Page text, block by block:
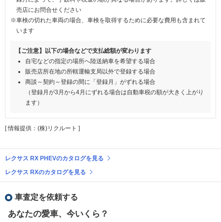
売店にお問合せください
※車検の切れた車両の場合、車検を取得するために必要な費用も含まれて
います
【ご注意】以下の場合などで支払総額が変わります
自宅などの指定の場所へ陸送納車を希望する場合
販売店所在地の所轄運輸支局以外で登録する場合
商談～契約～登録の間に「登録月」がずれる場合
（登録月が3月から4月にずれる場合は自動車税の額が大きく上がり
ます）
[ 情報提供：(株)リクルート ]
レクサス RX PHEVのカタログを見る
レクサス RXのカタログを見る
車査定を依頼する
あなたの愛車、今いくら？